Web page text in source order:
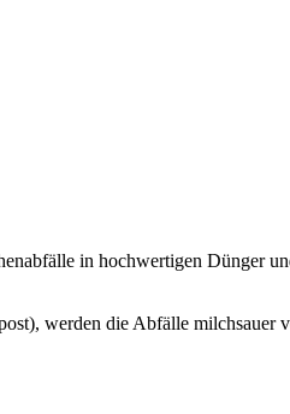
in hochwertigen Dünger
werden die Abfälle